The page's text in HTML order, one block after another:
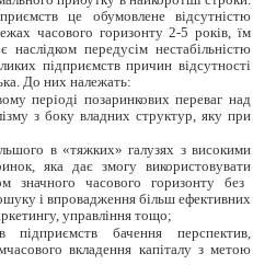
це обумовлене відсутністю
часового горизонту 2-5 років, їм
передусім нестабільністю
підприємств причин відсутності
До них належать:
періоді позаринкових переваг над
з боку владних структур, яку при
в «тяжких» галузях з високими
яка дає змогу використовувати
значного часового горизонту без
і впровадження більш ефективних
управління тощо;
підприємств бачення перспектив,
вкладення капіталу з метою